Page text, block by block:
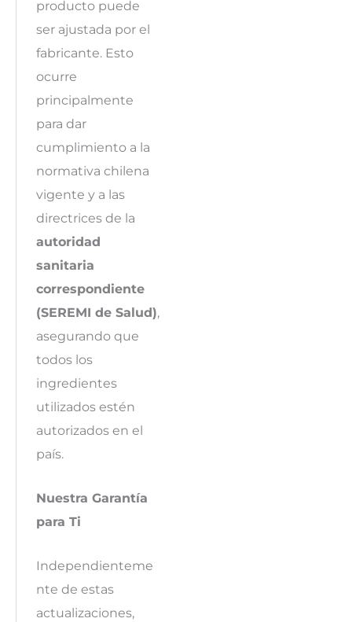
producto puede
ser ajustada por el
fabricante. Esto
ocurre
principalmente
para dar
cumplimiento a la
normativa chilena
vigente y a las
directrices de la
autoridad
sanitaria
correspondiente
(SEREMI de Salud),
asegurando que
todos los
ingredientes
utilizados estén
autorizados en el
país.
Nuestra Garantía
para Ti
Independienteme
nte de estas
actualizaciones,